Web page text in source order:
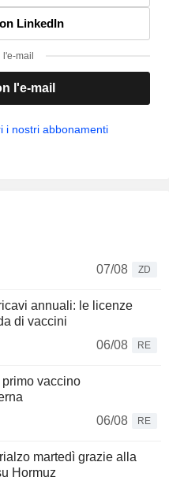
LinkedIn
mail
l'e-mail
i nostri abbonamenti
07/08
ZD
annuali: le licenze
di vaccini
06/08
RE
vaccino
06/08
RE
martedì grazie alla
Hormuz